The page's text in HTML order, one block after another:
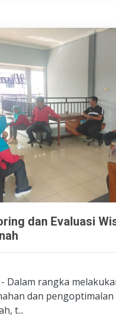
dan Evaluasi
- Dalam rangka
dan pengoptimalan
t...